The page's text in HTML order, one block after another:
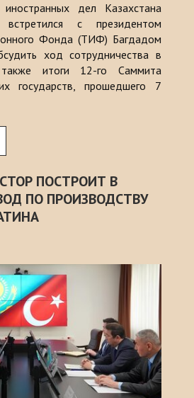
дел Казахстана
с президентом
Фонда (ТИФ) Багдадом
ход сотрудничества в
итоги 12-го Саммита
государств, прошедшего 7
ПОСТРОИТ В
ПО ПРОИЗВОДСТВУ